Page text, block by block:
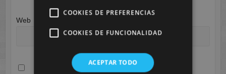
Web
COOKIES DE PREFERENCIAS
COOKIES DE FUNCIONALIDAD
ACEPTAR TODO